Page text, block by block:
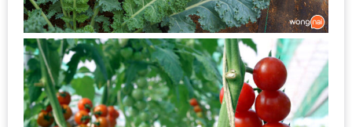
ใน
โลก
กับ
โรง
แรม
ฮอ